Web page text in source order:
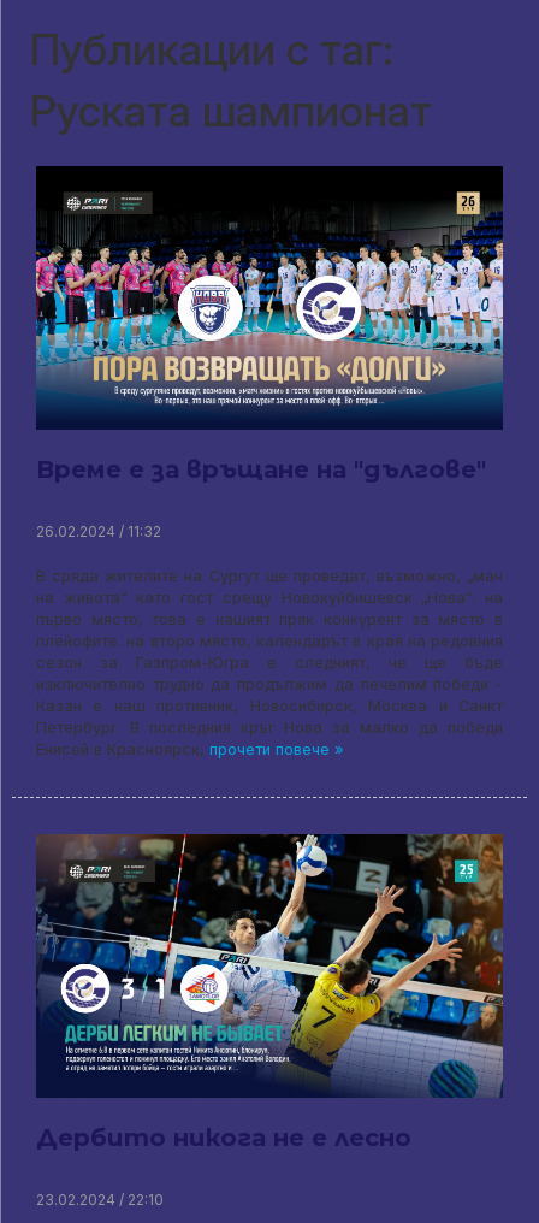
Публикации с таг:
Руската шампионат
Време е за връщане на "дългове"
26.02.2024 / 11:32
В сряда жителите на Сургут ще проведат, възможно, „мач
на живота“ като гост срещу Новокуйбишевск „Нова“. на
първо място, това е нашият пряк конкурент за място в
плейофите. на второ място, календарът в края на редовния
сезон за Газпром-Югра е следният, че ще бъде
изключително трудно да продължим да печелим победи -
Казан е наш противник, Новосибирск, Москва и Санкт
Петербург. В последния кръг Нова за малко да победи
Енисей в Красноярск, прочети повече »
Дербито никога не е лесно
23.02.2024 / 22:10